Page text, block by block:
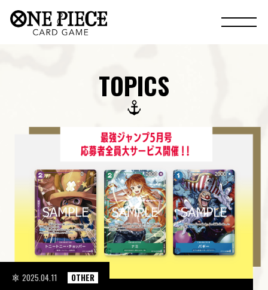
TOPICS
2025.04.11 OTHER